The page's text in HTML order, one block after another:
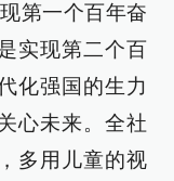
第一个百年奋
实现第二个百
化强国的生力
心未来。全社
多用儿童的视